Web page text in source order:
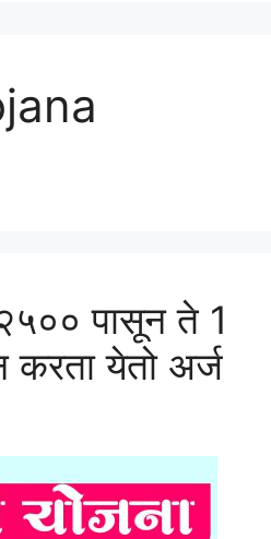
२५०० पासून ते 1
करता येतो अर्ज